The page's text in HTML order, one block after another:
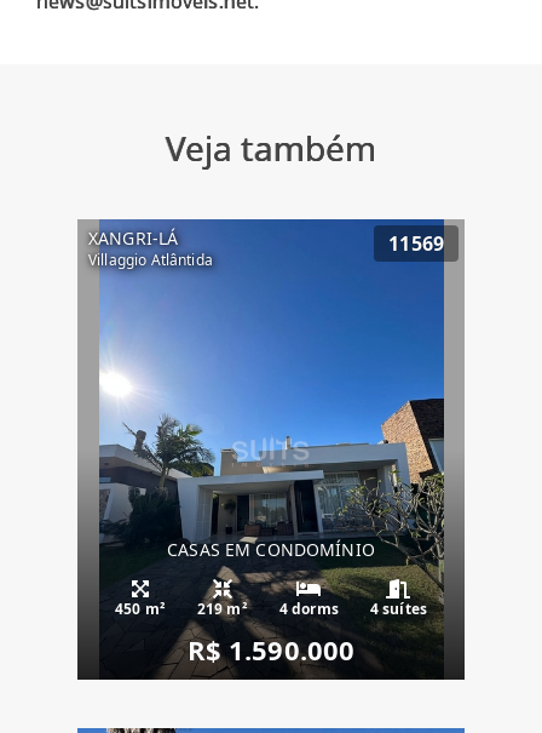
Veja também
XANGRI-LÁ
Villaggio Atlântida
11569
CASAS EM CONDOMÍNIO
450 m² 219 m² 4 dorms 4 suítes
R$ 1.590.000